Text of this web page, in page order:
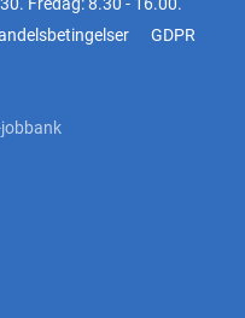
Fredag: 8.30 - 16.00.
GDPR